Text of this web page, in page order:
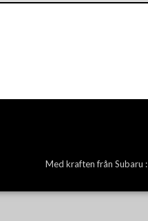
Med kraften från Subaru :